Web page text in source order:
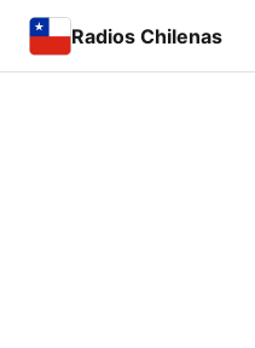
Radios Chilenas